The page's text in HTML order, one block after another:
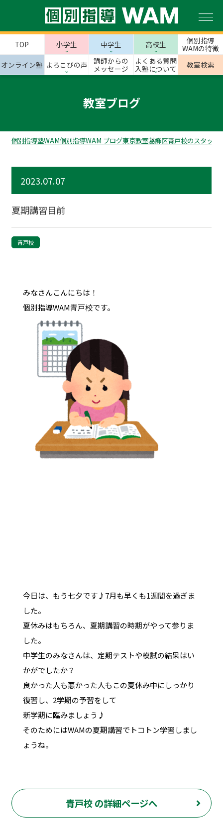
TOP 小学生 中学生 高校生
個別指導
WAMの特徴
オンライン塾 よろこびの声
講師からの
メッセージ
よくある質問
入塾について
教室検索
教室ブログ
個別指導塾WAM個別指導WAM ブログ東京教室葛飾区青戸校のスタッフ
2023.07.07
夏期講習目前
青戸校
みなさんこんにちは！
個別指導WAM青戸校です。
今日は、もう七夕です♪7月も早くも1週間を過ぎま
した。
夏休みはもちろん、夏期講習の時期がやって参りま
した。
中学生のみなさんは、定期テストや模試の結果はい
かがでしたか？
良かった人も悪かった人もこの夏休み中にしっかり
復習し、2学期の予習をして
新学期に臨みましょう♪
そのためにはWAMの夏期講習でトコトン学習しまし
ょうね。
青戸校 の詳細ページへ